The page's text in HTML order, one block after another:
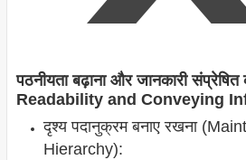
पठनीयता बढ़ाना और जानकारी
Readability and Conveying
दृश्य पदानुक्रम बनाए रखना
Hierarchy):